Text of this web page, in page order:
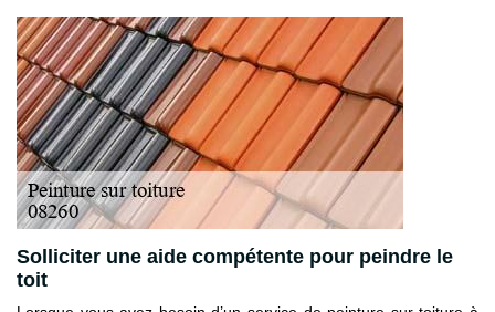
Solliciter une aide compétente pour peindre le
toit